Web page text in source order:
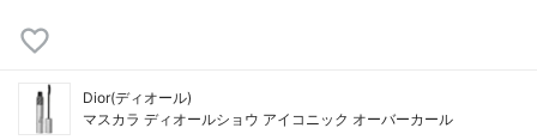
Dior(ディオール)
マスカラ ディオールショウ アイコニック オーバーカール